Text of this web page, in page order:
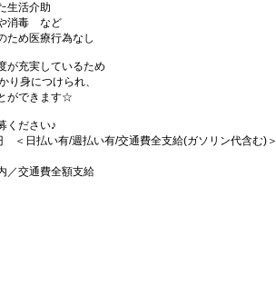
生活介助
消毒 など
ため医療行為なし
が充実しているため
り身につけられ、
ができます☆
ください♪
＜日払い有/週払い有/交通費全支給(ガソリン代含む)＞
／交通費全額支給